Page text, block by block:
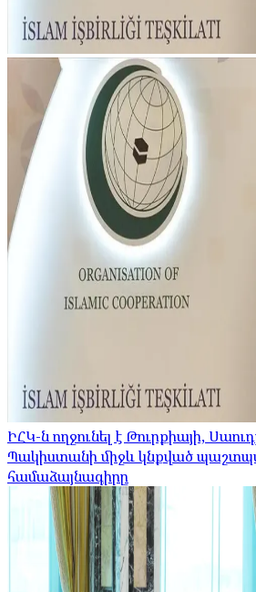
ԻՀԿ-ն ողջունել է Թուրքիայի,
Պակիստանի միջև կնքված
համաձայնագիրը